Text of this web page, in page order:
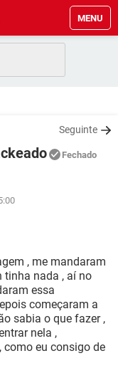
MENU
Seguinte
Fechado
, me mandaram
tinha nada , aí no
essa
começaram a
sabia o que fazer ,
nela ,
como eu consigo de